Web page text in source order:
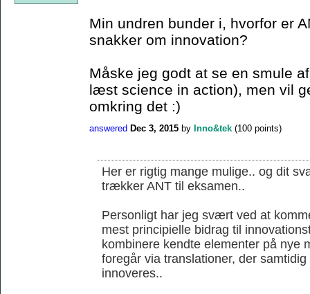
Min undren bunder i, hvorfor er
snakker om innovation?
Måske jeg godt at se en smule
læst science in action), men vil
omkring det :)
answered Dec 3, 2015 by Inno&tek (100 points)
Her er rigtig mange mulige.. og dit
trækker ANT til eksamen..
Personligt har jeg svært ved at
mest principielle bidrag til
kombinere kendte elementer på nye
foregår via translationer, der
innoveres..